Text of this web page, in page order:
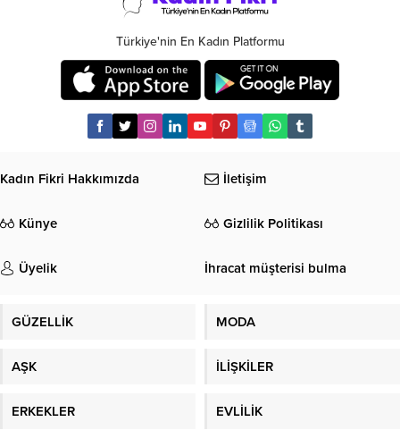
Türkiye'nin En Kadın Platformu
Kadın Fikri Hakkımızda İletişim
Künye Gizlilik Politikası
Üyelik İhracat müşterisi bulma
GÜZELLİK MODA
AŞK İLİŞKİLER
ERKEKLER EVLİLİK